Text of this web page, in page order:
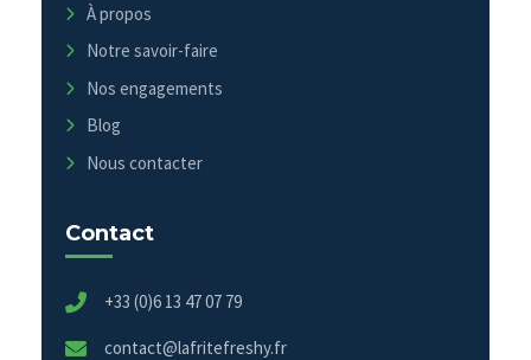
À propos
Notre savoir-faire
Nos engagements
Blog
Nous contacter
Contact
+33 (0)6 13 47 07 79
contact@lafritefreshy.fr